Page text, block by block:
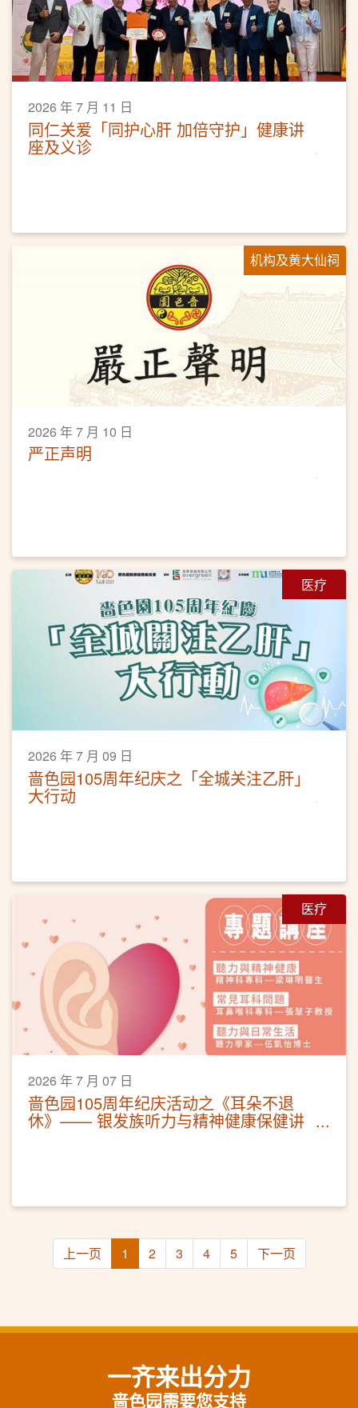
2026 年 7 月 11 日
同仁关爱「同护心肝 加倍守护」健康讲
座及义诊
机构及黄大仙祠
2026 年 7 月 10 日
严正声明
医疗
2026 年 7 月 09 日
啬色园105周年纪庆之「全城关注乙肝」
大行动
医疗
2026 年 7 月 07 日
啬色园105周年纪庆活动之《耳朵不退
休》—— 银发族听力与精神健康保健讲
上一页 1 2 3 4 5 下一页
一齐来出分力
啬色园需要您支持